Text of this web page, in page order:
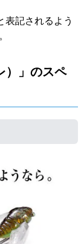
表記されるよう
）」のスペ